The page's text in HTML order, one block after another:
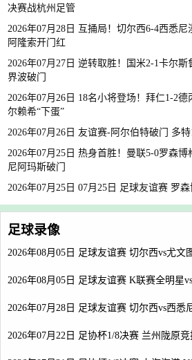
决赛战杭州足管
2026年07月28日 互捅局！切尔西6-4西悉
阿隆索开门红
2026年07月27日 逆转取胜！国米2-1卡尔
界波破门
2026年07月26日 18名小将登场！拜仁1-2
尔赖希“下蛋”
2026年07月26日 友谊赛-阿尔伯特破门 多
2026年07月25日 热身首胜！曼联5-0罗森
尼阿玛斯破门
2026年07月25日 07月25日 足球友谊赛 罗
足球录像
2026年08月05日 足球友谊赛 切尔西vs尤文
2026年08月05日 足球友谊赛 K联赛全明星
2026年07月28日 足球友谊赛 切尔西vs西悉
2026年07月22日 足协杯1/8决赛 兰州陇原